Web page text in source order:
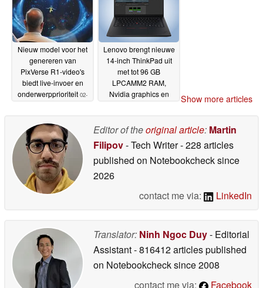
Nieuw model voor het
genereren van
PixVerse R1-video's
biedt live-invoer en
onderwerpprioriteit 02-
Lenovo brengt nieuwe
14-inch ThinkPad uit
met tot 96 GB
LPCAMM2 RAM,
Nvidia graphics en
Show more articles
Editor of theoriginal article: Martin
Filipov- Tech Writer- 228 articles
published on Notebookchecksince
2026
contact me via:
LinkedIn
Translator: Ninh Ngoc Duy- Editorial
Assistant- 816412 articles published
on Notebookchecksince 2008
contact me via:
Facebook